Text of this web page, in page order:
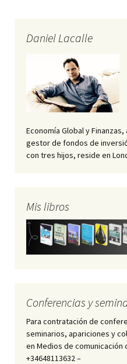
Daniel Lacalle
Economía Global y
gestor de fondos de
con tres hijos, reside en
Mis libros
Conferencias y
Para contratación de
seminarios, apariciones y
en Medios de comunicación
+34648113632 –